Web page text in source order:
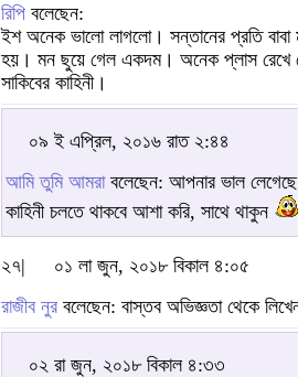
রিপি বলেছেন:
ইশ অনেক ভালো লাগলো। সন্তানের প্রতি
হয়। মন ছুয়ে গেল একদম। অনেক প্লাস রেখে
সাকিবের কাহিনী।
০৯ ই এপ্রিল, ২০১৬ রাত ২:৪৪
আমি তুমি আমরাবলেছেন: আপনার ভাল লেগেছে
কাহিনী চলতে থাকবে আশা করি, সাথে থাকুন
২৭|
০১ লা জুন, ২০১৮ বিকাল ৪:০৫
রাজীব নুর বলেছেন: বাস্তব অভিজ্ঞতা থেকে
০২ রা জুন, ২০১৮ বিকাল ৪:৩৩